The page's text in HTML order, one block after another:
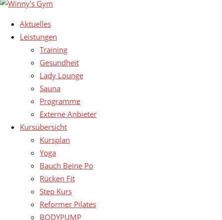
Aktuelles
Leistungen
Training
Gesundheit
Lady Lounge
Sauna
Programme
Externe Anbieter
Kursübersicht
Kursplan
Yoga
Bauch Beine Po
Rücken Fit
Step Kurs
Reformer Pilates
BODYPUMP